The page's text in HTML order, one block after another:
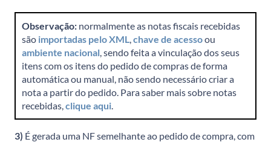
Observação: normalmente as notas fiscais recebidas
são importadas pelo XML chave de acessoou
ambiente nacional , sendo feita a vinculação dos seus
itens com os itens do pedido de compras de forma
automática ou manual, não sendo necessário criar a
nota a partir do pedido. Para saber mais sobre notas
recebidas, clique aqui
3) É gerada uma NF semelhante ao pedido de compra, com